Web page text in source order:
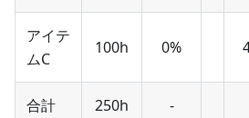
アイテ
ムC
100h 0%
合計 250h -